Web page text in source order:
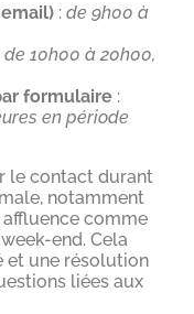
: de 9h00 à
de 10h00 à 20h00,
formulaire :
en période
le contact durant
notamment
comme
end. Cela
et une résolution
liées aux